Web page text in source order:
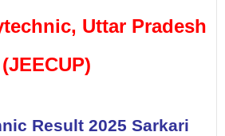
Uttar Pradesh
(JEECUP)
Result 2025 Sarkari